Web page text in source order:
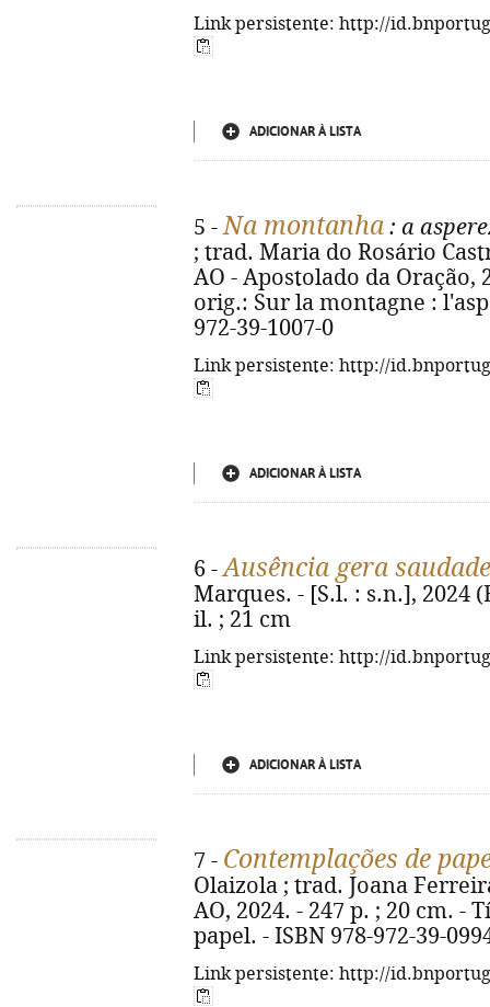
Link persistente: http://
ADICIONAR À LISTA
5 -Na montanha : a
; trad. Maria do Rosário
AO - Apostolado da Oração,
orig.: Sur la montagne :
972-39-1007-0
Link persistente: http://
ADICIONAR À LISTA
6 -Ausência gera
Marques. - [S.l. : s.n.], 2024
il. ; 21 cm
Link persistente: http://
ADICIONAR À LISTA
7 - Contemplações de
Olaizola ; trad. Joana
AO, 2024. - 247 p. ; 20 cm. -
papel. - ISBN 978-972-39-
Link persistente: http://